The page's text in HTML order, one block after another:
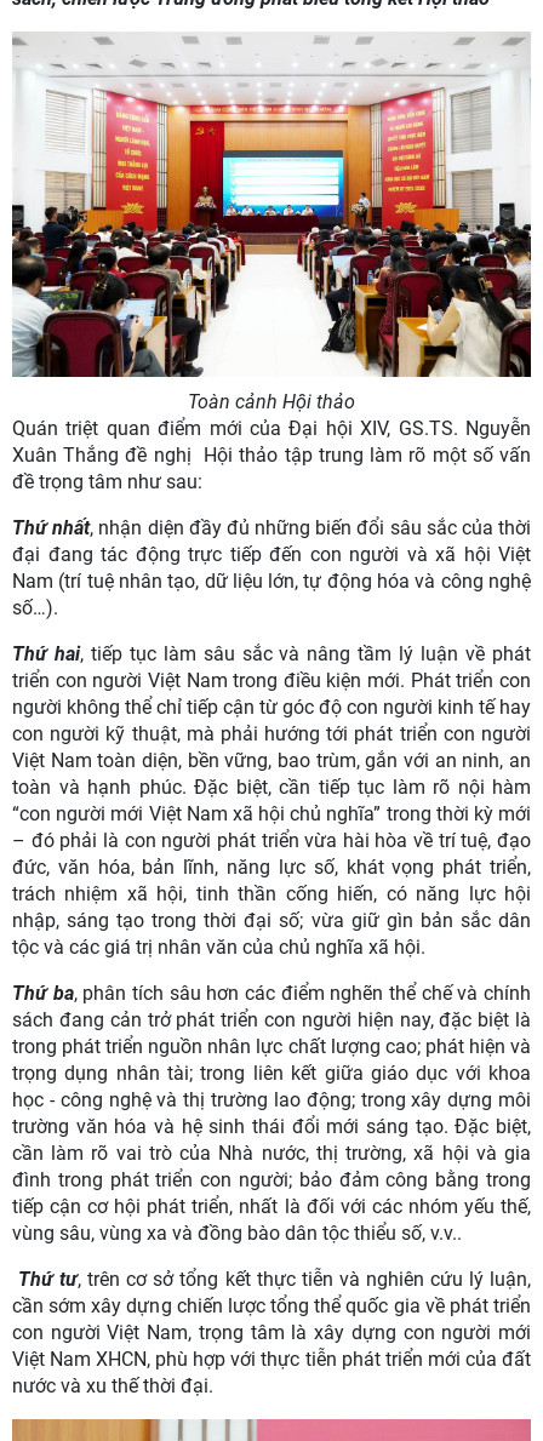
Toàn cảnh Hội thảo
Quán triệt quan điểm mới của Đại hội XIV, GS.TS. Nguyễn
Xuân Thắng đề nghị Hội thảo tập trung làm rõ một số vấn
đề trọng tâm như sau:
Thứ nhất, nhận diện đầy đủ những biến đổi sâu sắc của thời
đại đang tác động trực tiếp đến con người và xã hội Việt
Nam (trí tuệ nhân tạo, dữ liệu lớn, tự động hóa và công nghệ
số…).
Thứ hai, tiếp tục làm sâu sắc và nâng tầm lý luận về phát
triển con người Việt Nam trong điều kiện mới. Phát triển con
người không thể chỉ tiếp cận từ góc độ con người kinh tế hay
con người kỹ thuật, mà phải hướng tới phát triển con người
Việt Nam toàn diện, bền vững, bao trùm, gắn với an ninh, an
toàn và hạnh phúc. Đặc biệt, cần tiếp tục làm rõ nội hàm
“con người mới Việt Nam xã hội chủ nghĩa” trong thời kỳ mới
– đó phải là con người phát triển vừa hài hòa về trí tuệ, đạo
đức, văn hóa, bản lĩnh, năng lực số, khát vọng phát triển,
trách nhiệm xã hội, tinh thần cống hiến, có năng lực hội
nhập, sáng tạo trong thời đại số; vừa giữ gìn bản sắc dân
tộc và các giá trị nhân văn của chủ nghĩa xã hội.
Thứ ba, phân tích sâu hơn các điểm nghẽn thể chế và chính
sách đang cản trở phát triển con người hiện nay, đặc biệt là
trong phát triển nguồn nhân lực chất lượng cao; phát hiện và
trọng dụng nhân tài; trong liên kết giữa giáo dục với khoa
học - công nghệ và thị trường lao động; trong xây dựng môi
trường văn hóa và hệ sinh thái đổi mới sáng tạo. Đặc biệt,
cần làm rõ vai trò của Nhà nước, thị trường, xã hội và gia
đình trong phát triển con người; bảo đảm công bằng trong
tiếp cận cơ hội phát triển, nhất là đối với các nhóm yếu thế,
vùng sâu, vùng xa và đồng bào dân tộc thiểu số, v.v..
Thứ tư, trên cơ sở tổng kết thực tiễn và nghiên cứu lý luận,
cần sớm xây dựng chiến lược tổng thể quốc gia về phát triển
con người Việt Nam, trọng tâm là xây dựng con người mới
Việt Nam XHCN, phù hợp với thực tiễn phát triển mới của đất
nước và xu thế thời đại.